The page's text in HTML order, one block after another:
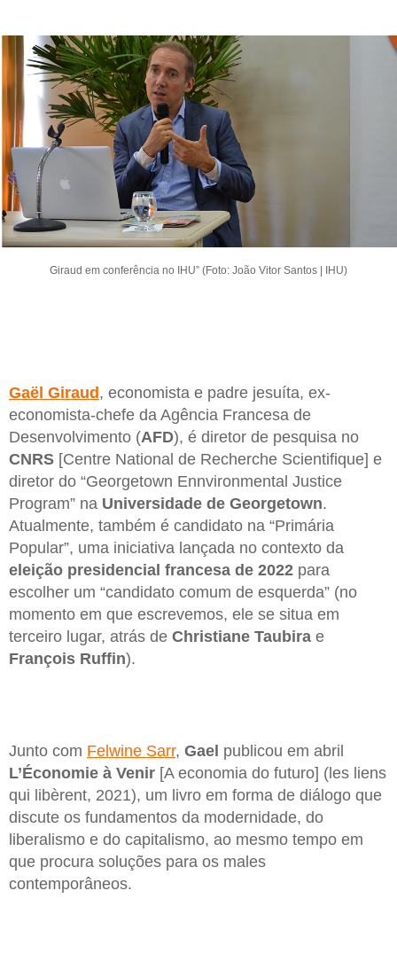
Giraud em conferência no IHU” (Foto: João Vitor Santos | IHU)
Gaël Giraud , economista e padre jesuíta, ex-
economista-chefe da Agência Francesa de
Desenvolvimento (AFD), é diretor de pesquisa no
CNRS [Centre National de Recherche Scientifique] e
diretor do “Georgetown Ennvironmental Justice
Program” na Universidade de Georgetown.
Atualmente, também é candidato na “Primária
Popular”, uma iniciativa lançada no contexto da
eleição presidencial francesa de 2022 para
escolher um “candidato comum de esquerda” (no
momento em que escrevemos, ele se situa em
terceiro lugar, atrás de Christiane Taubira e
François Ruffin).
Junto com Felwine Sarr, Gael publicou em abril
L’Économie à Venir [A economia do futuro] (les liens
qui libèrent, 2021), um livro em forma de diálogo que
discute os fundamentos da modernidade, do
liberalismo e do capitalismo, ao mesmo tempo em
que procura soluções para os males
contemporâneos.